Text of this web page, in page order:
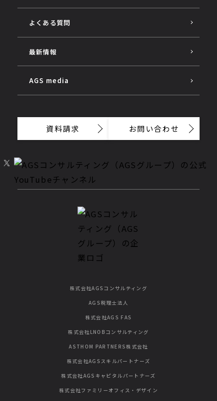
よくある質問
最新情報
AGS media
資料請求 お問い合わせ
株式会社AGSコンサルティング
AGS税理士法人
株式会社AGS FAS
株式会社LNOBコンサルティング
ASTHOM PARTNERS株式会社
株式会社AGSスキルパートナーズ
株式会社AGSキャピタルパートナーズ
株式会社ファミリーオフィス・デザイン